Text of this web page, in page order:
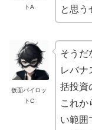
トA
と思う
仮面パイロッ
トC
そうだ
レバナ
括投資
これか
い範囲